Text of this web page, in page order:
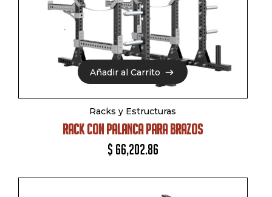
Añadir al Carrito
Añadir al Carrito
Racks y Estructuras
RACK CON PALANCA PARA BRAZOS
$ 66,202.86